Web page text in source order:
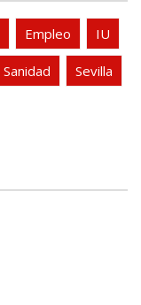
Empleo IU
Sanidad Sevilla